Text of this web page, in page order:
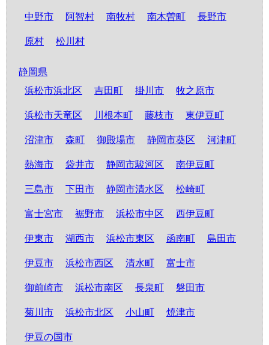
中野市 阿智村 南牧村 南木曽町 長野市
原村 松川村
静岡県
浜松市浜北区
吉田町 掛川市 牧之原市
浜松市天竜区 川根本町 藤枝市 東伊豆町
沼津市 森町 御殿場市 静岡市葵区 河津町
熱海市 袋井市 静岡市駿河区 南伊豆町
三島市 下田市 静岡市清水区 松崎町
富士宮市 裾野市 浜松市中区 西伊豆町
伊東市 湖西市 浜松市東区 函南町 島田市
伊豆市 浜松市西区 清水町 富士市
御前崎市 浜松市南区 長泉町 磐田市
菊川市 浜松市北区 小山町 焼津市
伊豆の国市